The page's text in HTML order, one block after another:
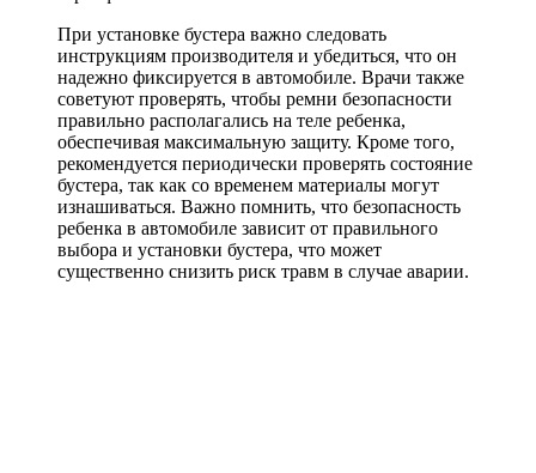
При установке бустера важно следовать
инструкциям производителя и убедиться, что он
надежно фиксируется в автомобиле. Врачи также
советуют проверять, чтобы ремни безопасности
правильно располагались на теле ребенка,
обеспечивая максимальную защиту. Кроме того,
рекомендуется периодически проверять состояние
бустера, так как со временем материалы могут
изнашиваться. Важно помнить, что безопасность
ребенка в автомобиле зависит от правильного
выбора и установки бустера, что может
существенно снизить риск травм в случае аварии.